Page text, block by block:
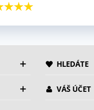
HLEDÁTE
VÁŠ ÚČET